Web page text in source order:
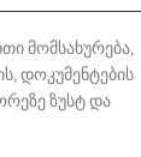
მომსახურება,
დოკუმენტების
ზუსტ და